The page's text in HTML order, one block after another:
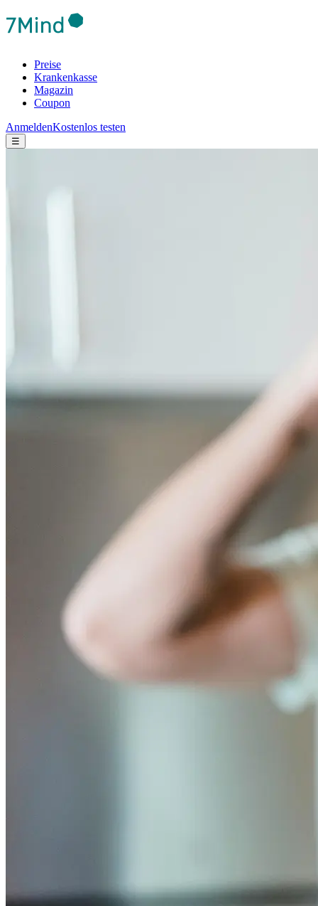
Preise
Krankenkasse
Magazin
Coupon
AnmeldenKostenlos testen
☰